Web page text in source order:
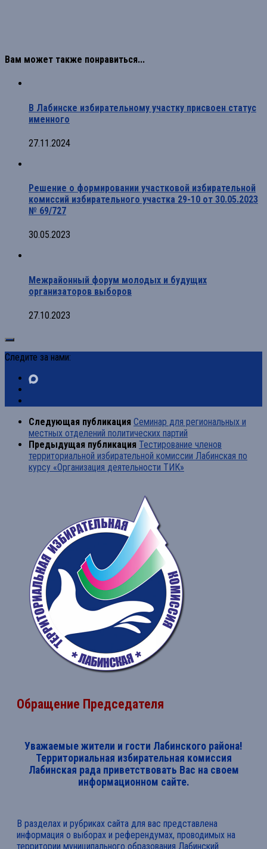
Вам может также понравиться...
В Лабинске избирательному участку присвоен статус
именного
27.11.2024
Решение о формировании участковой избирательной
комиссий избирательного участка 29-10 от 30.05.2023
№ 69/727
30.05.2023
Межрайонный форум молодых и будущих
организаторов выборов
27.10.2023
Следите за нами:
Следующая публикация Семинар для региональных и
местных отделений политических партий
Предыдущая публикация Тестирование членов
территориальной избирательной комиссии Лабинская по
курсу «Организация деятельности ТИК»
Обращение Председателя
Уважаемые жители и гости Лабинского района!
Территориальная избирательная комиссия
Лабинская рада приветствовать Вас на своем
информационном сайте.
В разделах и рубриках сайта для вас представлена
информация о выборах и референдумах, проводимых на
территории муниципального образования Лабинский